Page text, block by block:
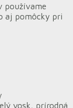
používame
aj pomôcky pri
vosk, prírodná